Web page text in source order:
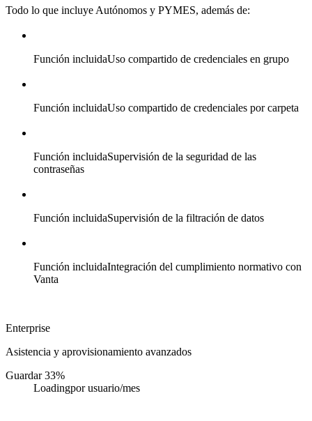
Todo lo que incluye Autónomos y PYMES, además de:
Función incluidaUso compartido de credenciales en grupo
Función incluidaUso compartido de credenciales por carpeta
Función incluidaSupervisión de la seguridad de las
contraseñas
Función incluidaSupervisión de la filtración de datos
Función incluidaIntegración del cumplimiento normativo con
Vanta
Enterprise
Asistencia y aprovisionamiento avanzados
Guardar 33%
Loadingpor usuario/mes